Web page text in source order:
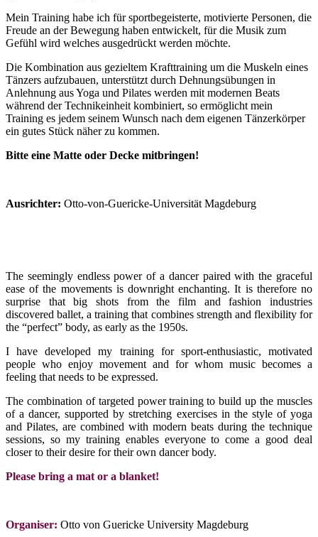
Mein Training habe ich für sportbegeisterte, motivierte Personen, die
Freude an der Bewegung haben entwickelt, für die Musik zum
Gefühl wird welches ausgedrückt werden möchte.
Die Kombination aus gezieltem Krafttraining um die Muskeln eines
Tänzers aufzubauen, unterstützt durch Dehnungsübungen in
Anlehnung aus Yoga und Pilates werden mit modernen Beats
während der Technikeinheit kombiniert, so ermöglicht mein
Training es jedem seinem Wunsch nach dem eigenen Tänzerkörper
ein gutes Stück näher zu kommen.
Bitte eine Matte oder Decke mitbringen!
Ausrichter: Otto-von-Guericke-Universität Magdeburg
The seemingly endless power of a dancer paired with the graceful
ease of the movements is downright enchanting. It is therefore no
surprise that big shots from the film and fashion industries
discovered ballet, a training that combines strength and flexibility for
the “perfect” body, as early as the 1950s.
I have developed my training for sport-enthusiastic, motivated
people who enjoy movement and for whom music becomes a
feeling that needs to be expressed.
The combination of targeted power training to build up the muscles
of a dancer, supported by stretching exercises in the style of yoga
and Pilates, are combined with modern beats during the technique
sessions, so my training enables everyone to come a good deal
closer to their desire for their own dancer body.
Please bring a mat or a blanket!
Organiser: Otto von Guericke University Magdeburg